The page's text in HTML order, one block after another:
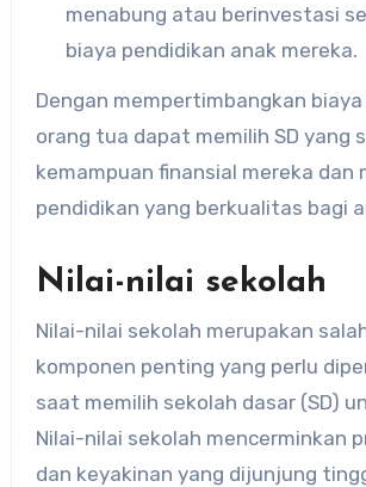
menabung atau berinvestasi
biaya pendidikan anak mereka.
Dengan mempertimbangkan biaya
orang tua dapat memilih SD yang
kemampuan finansial mereka dan
pendidikan yang berkualitas bagi
Nilai-nilai sekolah
Nilai-nilai sekolah merupakan
komponen penting yang perlu
saat memilih sekolah dasar (SD)
Nilai-nilai sekolah mencerminkan
dan keyakinan yang dijunjung